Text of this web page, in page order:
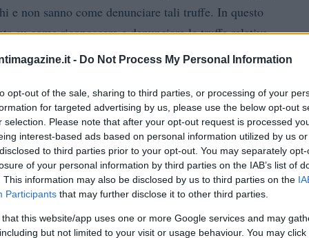
- Do Not Process My Personal Information
opt-out of the sale, sharing to third parties, or processing of your
for targeted advertising by us, please use the below opt-out
selection. Please note that after your opt-out request is processed
interest-based ads based on personal information utilized by us
to third parties prior to your opt-out. You may separately
of your personal information by third parties on the IAB’s list of
This information may also be disclosed by us to third parties on the
Participants that may further disclose it to other third parties.
that this website/app uses one or more Google services and may
but not limited to your visit or usage behaviour. You may
e non sanno come denunciare tali truffe. In questo
su come riconoscere e denunciare le truffe relative
da eventuali abusi.
che consente alle persone fisiche di ottenere una
per lavori di ristrutturazione edilizia in edifici a
occorre presentare la documentazione
dell’impresa esecutrice dei lavori che
secondo le norme vigenti. Una volta ricevuta la
la detrazione sarà applicata in dieci rate